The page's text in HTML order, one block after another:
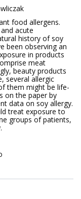
food allergens.
acute
history of soy
been observing an
in products
meat
beauty products
several allergic
them might be life-
on the paper by
data on soy allergy.
treat exposure to
groups of patients,